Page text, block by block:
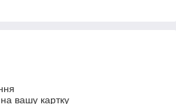
вашу картку